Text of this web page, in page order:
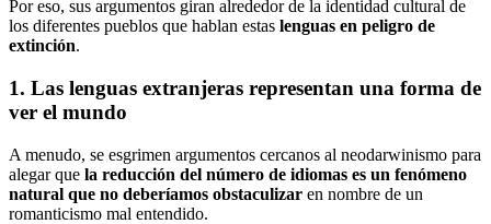
Por eso, sus argumentos giran alrededor de la identidad cultural de
los diferentes pueblos que hablan estas lenguas en peligro de
extinción.
1. Las lenguas extranjeras representan una forma de
ver el mundo
A menudo, se esgrimen argumentos cercanos al neodarwinismo para
alegar que la reducción del número de idiomas es un fenómeno
natural que no deberíamos obstaculizar en nombre de un
romanticismo mal entendido.